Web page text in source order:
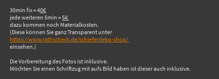
30min fix = 40€
jede weiteren 5min =5€
dazu kommen noch Materialkosten.
(Diese können Sie ganz Transparent unter
https://www.rathscheck.de/schieferdeko-shop/
einsehen.)
Die Vorbereitung des Fotos ist inklusive.
Möchten Sie einen Schriftzug mit aufs Bild haben ist dieser auch inklusive.